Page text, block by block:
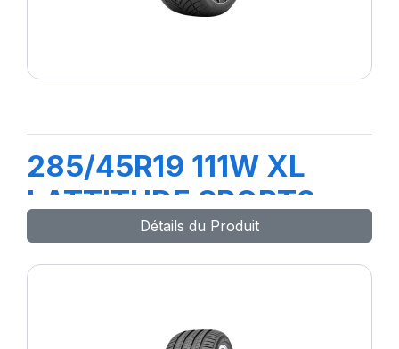
285/45R19 111W XL
LATTITUDE SPORT3
Détails du Produit